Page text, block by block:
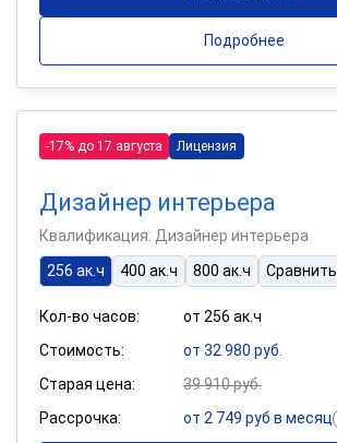
Подробнее
-17% до 17 августа Лицензия
Дизайнер интерьера
Квалификация: Дизайнер интерьера
256 ак.ч
400 ак.ч 800 ак.ч Сравнить
Кол-во часов:
от 256 ак.ч
Стоимость:
от 32 980 руб.
Старая цена:
39 910 руб.
Рассрочка:
от 2 749 руб в месяц